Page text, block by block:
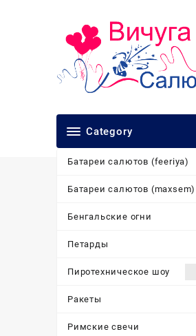
Category
Батареи салютов (feeriya)
Батареи салютов (maxsem)
Бенгальские огни
Петарды
Пиротехническое шоу
Ракеты
Римские свечи